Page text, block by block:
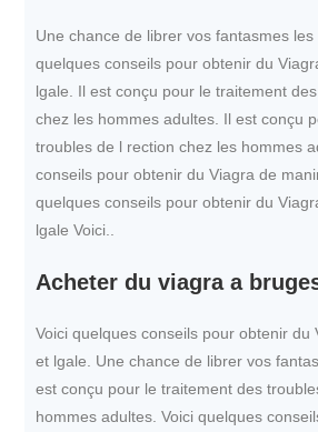
Une chance de librer vos fantasmes les
quelques conseils pour obtenir du
lgale. Il est conçu pour le traitement
chez les hommes adultes. Il est conçu
troubles de l rection chez les hommes
conseils pour obtenir du Viagra de
quelques conseils pour obtenir du
lgale Voici..
Acheter du viagra a
Voici quelques conseils pour obtenir du
et lgale. Une chance de librer vos
est conçu pour le traitement des
hommes adultes. Voici quelques